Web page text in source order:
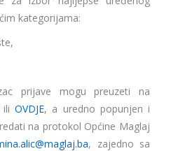
kategorijama:
prijave mogu preuzeti na
OVDJE, a uredno popunjen i
na protokol Općine Maglaj
, zajedno sa